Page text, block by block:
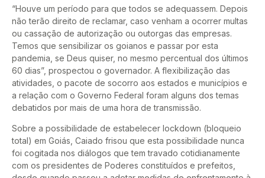
“Houve um período para que todos se adequassem. Depois
não terão direito de reclamar, caso venham a ocorrer multas
ou cassação de autorização ou outorgas das empresas.
Temos que sensibilizar os goianos e passar por esta
pandemia, se Deus quiser, no mesmo percentual dos últimos
60 dias”, prospectou o governador. A flexibilização das
atividades, o pacote de socorro aos estados e municípios e
a relação com o Governo Federal foram alguns dos temas
debatidos por mais de uma hora de transmissão.
Sobre a possibilidade de estabelecer lockdown (bloqueio
total) em Goiás, Caiado frisou que esta possibilidade nunca
foi cogitada nos diálogos que tem travado cotidianamente
com os presidentes de Poderes constituídos e prefeitos,